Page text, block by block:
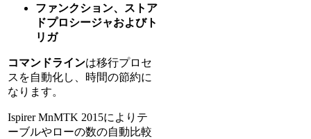
ファンクション、ストア
ドプロシージャおよびト
リガ
コマンドラインは移行プロセ
スを自動化し、時間の節約に
なります。
Ispirer MnMTK 2015によりテ
ーブルやローの数の自動比較